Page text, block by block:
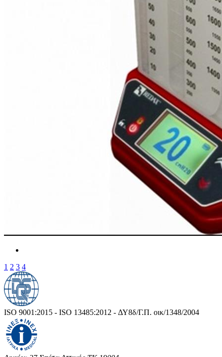
1 2 3 4
ISO 9001:2015 - ISO 13485:2012 - ΔΥ8δ/Γ.Π. οικ/1348/2004